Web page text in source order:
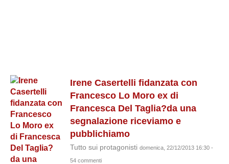
Irene Casertelli fidanzata con
Francesco Lo Moro ex di
Francesca Del Taglia?da una
segnalazione riceviamo e
pubblichiamo
Tutto sui protagonisti domenica, 22/12/2013 16:30 -
54 commenti